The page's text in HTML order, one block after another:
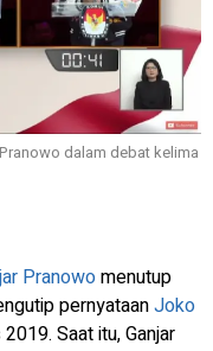
dalam debat kelima
Pranowomenutup
pernyataanJoko
Saat itu, Ganjar